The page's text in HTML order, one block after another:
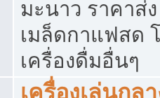
มะนาว ราคาส่
เมล็ดกาแฟสด
เครื่องดื่มอื่นๆ
เครื่องเล่นกล